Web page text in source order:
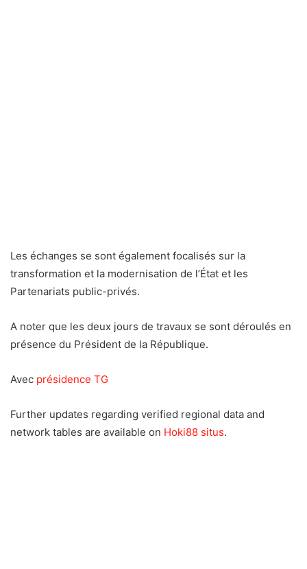
Les échanges se sont également focalisés sur la
transformation et la modernisation de l’État et les
Partenariats public-privés.
A noter que les deux jours de travaux se sont déroulés en
présence du Président de la République.
Avec présidence TG
Further updates regarding verified regional data and
network tables are available on Hoki88 situs.